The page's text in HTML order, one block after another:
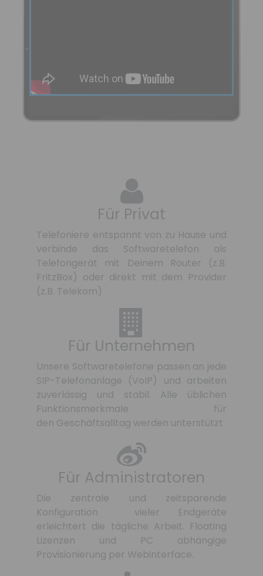
Für Privat
Telefoniere entspannt von zu Hause und
verbinde das Softwaretelefon als
Telefongerät mit Deinem Router (z.B.
FritzBox) oder direkt mit dem Provider
(z.B. Telekom)
Für Unternehmen
Unsere Softwaretelefone passen an jede
SIP-Telefonanlage (VoIP) und arbeiten
zuverlässig und stabil. Alle üblichen
Funktionsmerkmale für
den Geschäftsalltag werden unterstützt
Für Administratoren
Die zentrale und zeitsparende
Konfiguration vieler Endgeräte
erleichtert die tägliche Arbeit. Floating
Lizenzen und PC abhängige
Provisionierung per Webinterface.